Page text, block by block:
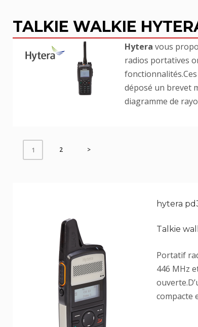
TALKIE WALKIE
Hytera vous
radios portatives
déposé un brevet
diagramme de
1 2 >
hytera
Talkie
Portatif
446 MHz
compacte